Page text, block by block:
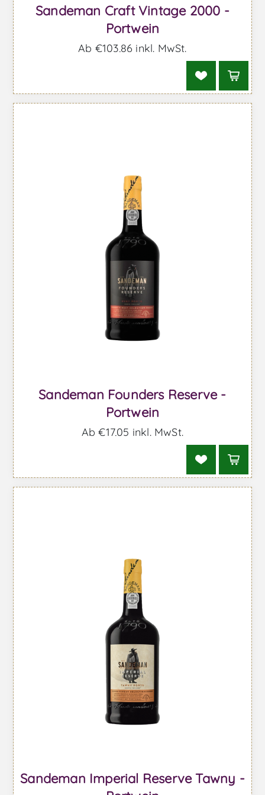
Sandeman Craft Vintage 2000 -
Portwein
Ab €103,86 inkl. MwSt.
Sandeman Founders Reserve -
Portwein
Ab €17,05 inkl. MwSt.
Sandeman Imperial Reserve Tawny -